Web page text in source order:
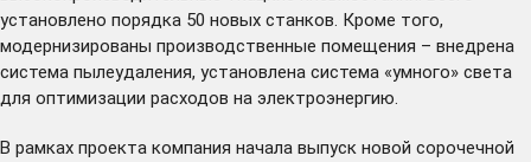
установлено порядка 50 новых станков. Кроме того,
модернизированы производственные помещения – внедрена
система пылеудаления, установлена система «умного» света
для оптимизации расходов на электроэнергию.
В рамках проекта компания начала выпуск новой сорочечной